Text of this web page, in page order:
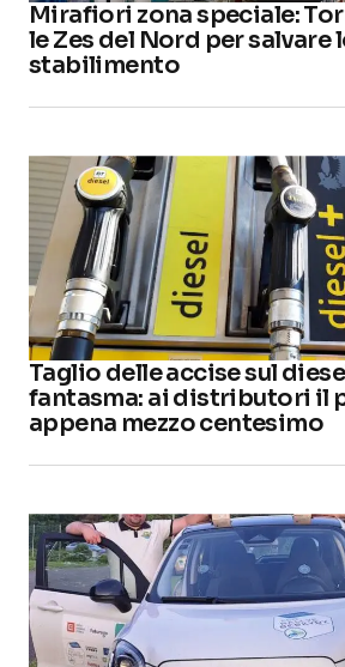
Mirafiori zona speciale:
le Zes del Nord per salvare
stabilimento
Taglio delle accise sul
fantasma: ai distributori il
appena mezzo centesimo